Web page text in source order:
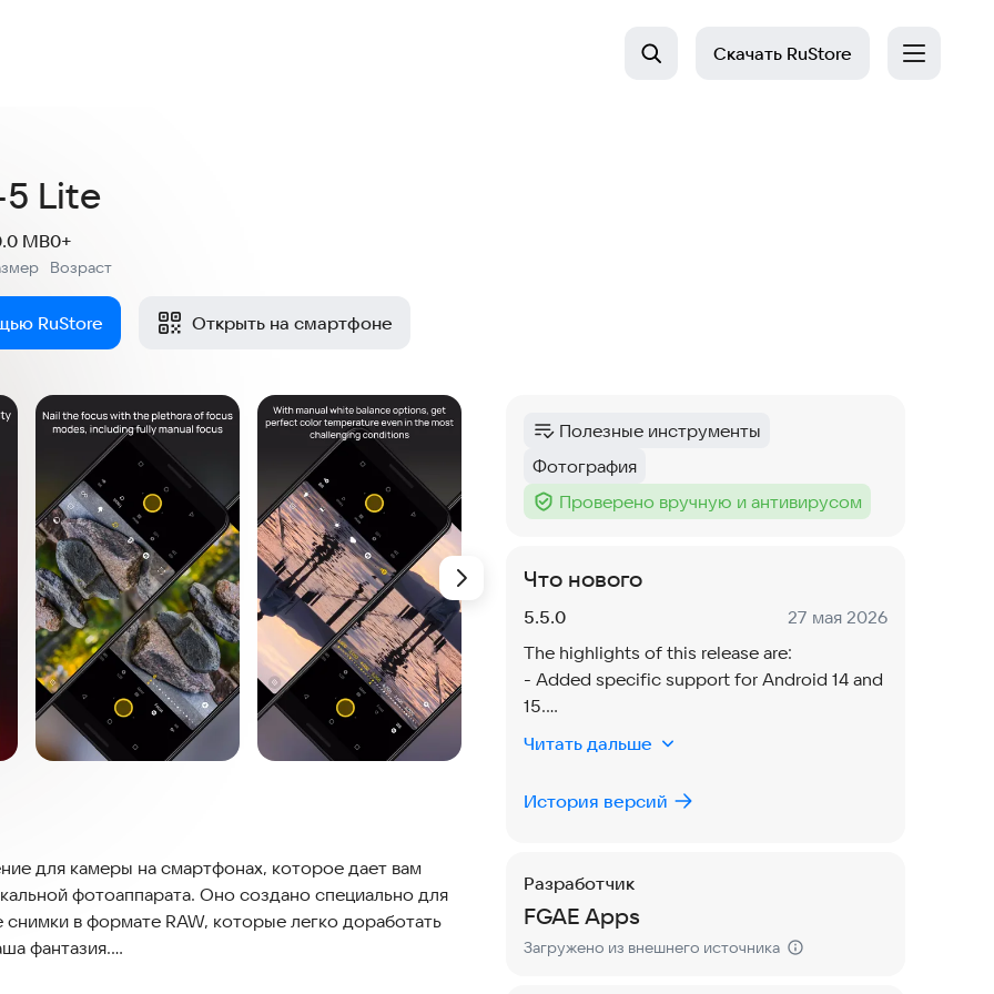
Скачать RuStore
5 Lite
MB
Возраст
0+
RuStore Открыть на смартфоне
для камеры на смартфонах, которое дает вам
фотоаппарата. Оно создано специально для
в формате RAW, которые легко доработать
фантазия.
Категория:
Полезные инструменты
Тег :
Фотография
Тег :
Проверено вручную и антивирусом
Что нового
Версия:
5.5.0 Дата:
27 мая 2026
The highlights of this release are:
- Added specific support for Android 14 and
15.
- Now the app does not need or request
storage permissions.
- Other smaller fixes.
Читать дальше
История версий
Разработчик
FGAE Apps
Загружено из внешнего источника